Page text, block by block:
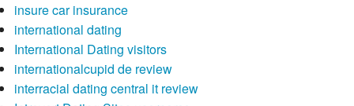
insure car insurance
international dating
International Dating visitors
internationalcupid de review
interracial dating central it review